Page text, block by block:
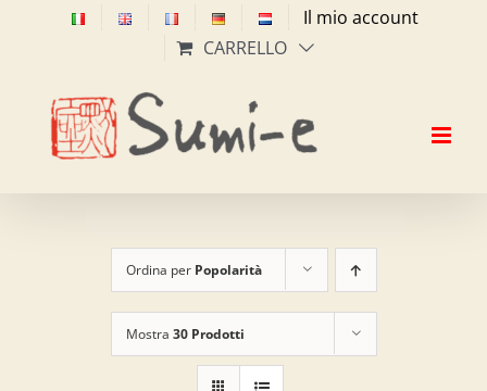
Il mio account
CARRELLO
Ordina per Popolarità
Mostra 30 Prodotti